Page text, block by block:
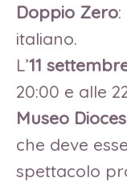
Doppio Zero
italiano.
L’11
20:00 e alle
Museo
che deve
spettacolo